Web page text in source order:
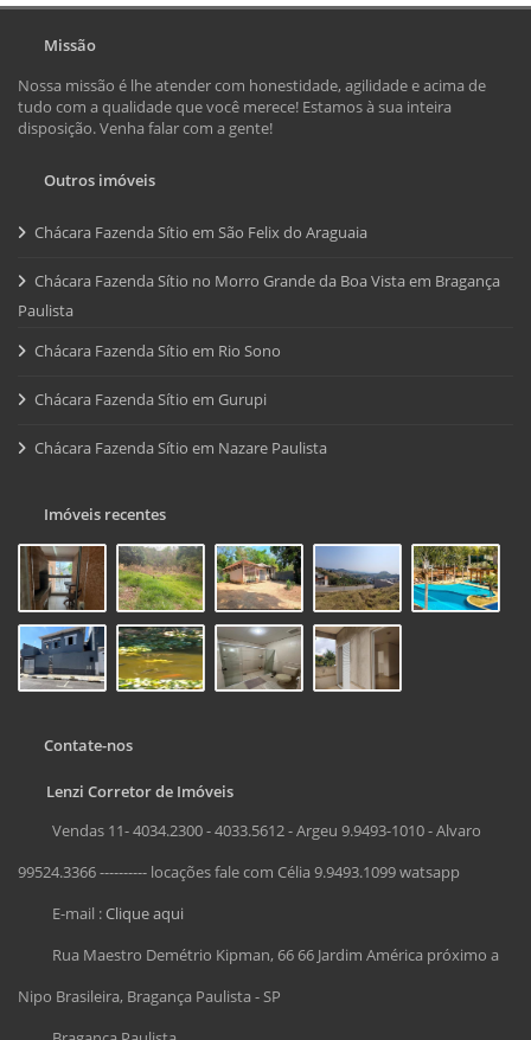
Missão
Nossa missão é lhe atender com honestidade, agilidade e acima de
tudo com a qualidade que você merece! Estamos à sua inteira
disposição. Venha falar com a gente!
Outros imóveis
Chácara Fazenda Sítio em São Felix do Araguaia
Chácara Fazenda Sítio no Morro Grande da Boa Vista em Bragança
Paulista
Chácara Fazenda Sítio em Rio Sono
Chácara Fazenda Sítio em Gurupi
Chácara Fazenda Sítio em Nazare Paulista
Imóveis recentes
Contate-nos
Lenzi Corretor de Imóveis
Vendas 11- 4034.2300 - 4033.5612 - Argeu 9.9493-1010 - Alvaro
99524.3366 ---------- locações fale com Célia 9.9493.1099 watsapp
E-mail :Clique aqui
Rua Maestro Demétrio Kipman, 66 66 Jardim América próximo a
Nipo Brasileira, Bragança Paulista - SP